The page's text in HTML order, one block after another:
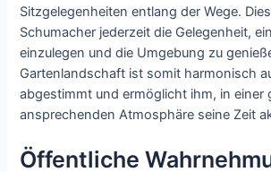
Sitzgelegenheiten entlang der Wege.
Schumacher jederzeit die Gelegenheit,
einzulegen und die Umgebung zu
Gartenlandschaft ist somit harmonisch
abgestimmt und ermöglicht ihm, in einer
ansprechenden Atmosphäre seine Zeit
Öffentliche